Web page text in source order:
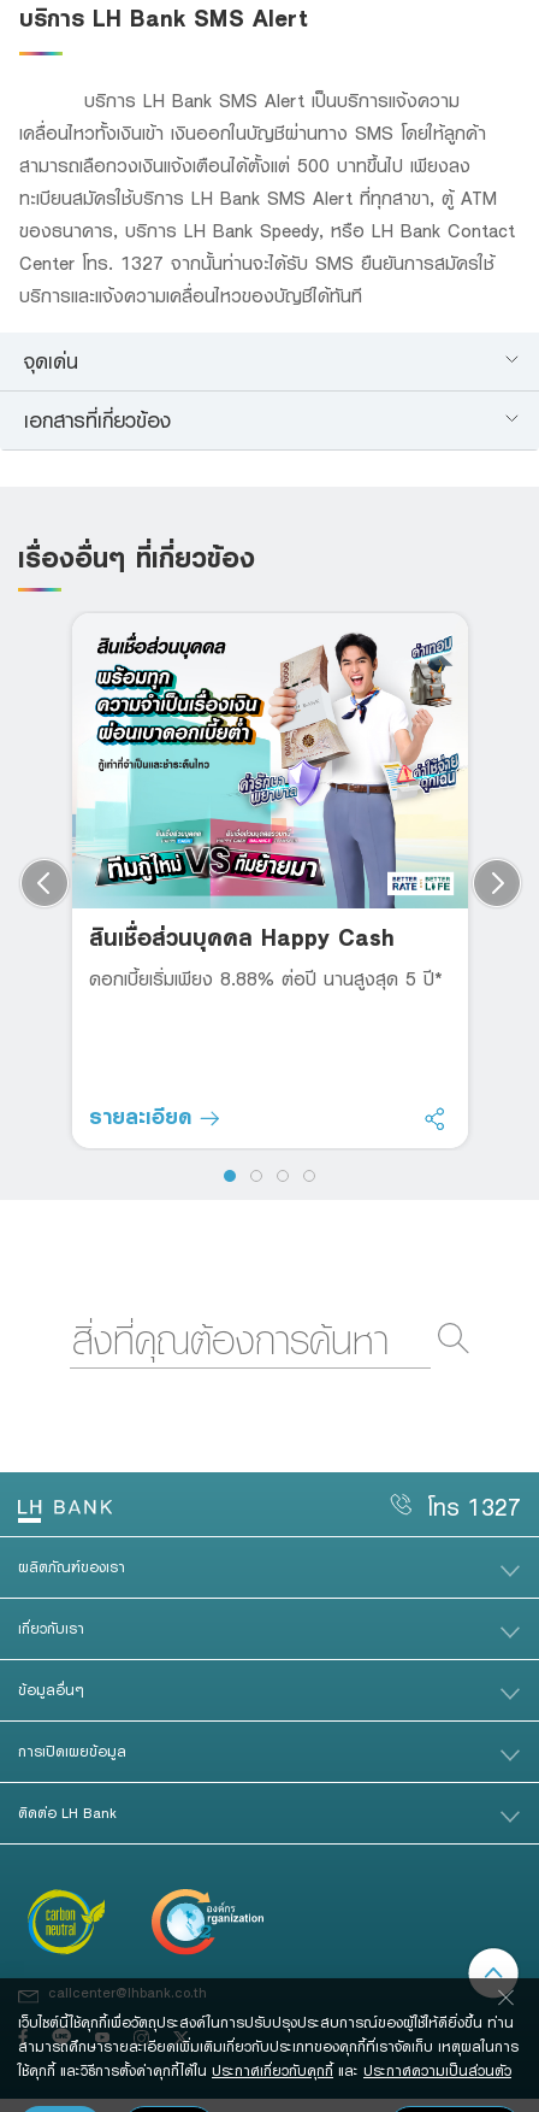
บริการ LH Bank SMS Alert
บริการ LH Bank SMS Alert เป็นบริการแจ้งความ
เคลื่อนไหวทั้งเงินเข้า เงินออกในบัญชีผ่านทาง SMS โดยให้ลูกค้า
สามารถเลือกวงเงินแจ้งเตือนได้ตั้งแต่ 500 บาทขึ้นไป เพียงลง
ทะเบียนสมัครใช้บริการ LH Bank SMS Alert ที่ทุกสาขา, ตู้ ATM
ของธนาคาร, บริการ LH Bank Speedy, หรือ LH Bank Contact
Center โทร. 1327 จากนั้นท่านจะได้รับ SMS ยืนยันการสมัครใช้
บริการและแจ้งความเคลื่อนไหวของบัญชีได้ทันที
จุดเด่น
เอกสารที่เกี่ยวข้อง
เรื่องอื่นๆ ที่เกี่ยวข้อง
สินเชื่อส่วนบุคคล Happy Cash
ดอกเบี้ยเริ่มเพียง 8.88% ต่อปี นานสูงสุด 5 ปี*
รายละเอียด
โทร 1327
ผลิตภัณฑ์ของเรา
เกี่ยวกับเรา
ข้อมูลอื่นๆ
การเปิดเผยข้อมูล
ติดต่อ LH Bank
callcenter@lhbank.co.th
เว็บไซต์นี้ใช้คุกกี้เพื่อวัตถุประสงค์ในการปรับปรุงประสบการณ์ของผู้ใช้ให้ดียิ่งขึ้น ท่าน
สามารถศึกษารายละเอียดเพิ่มเติมเกี่ยวกับประเภทของคุกกี้ที่เราจัดเก็บ เหตุผลในการ
ใช้คุกกี้ และวิธีการตั้งค่าคุกกี้ได้ใน ประกาศเกี่ยวกับคุกกี้และ ประกาศความเป็นส่วนตัว